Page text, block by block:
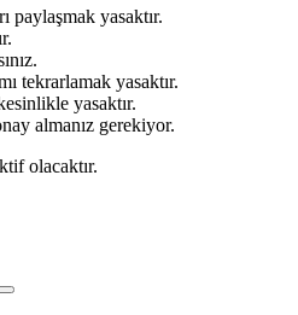
paylaşmak yasaktır.
tekrarlamak yasaktır.
yasaktır.
almanız gerekiyor.
olacaktır.